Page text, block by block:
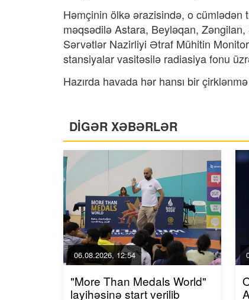
Həmçinin ölkə ərazisində, o
məqsədilə Astara, Beyləqan,
Sərvətlər Nazirliyi Ətraf Mühitin
stansiyalar vasitəsilə radiasiya fonu
Hazırda havada hər hansı bir
DİGƏR XƏBƏRLƏR
06.08.2026, 12:54
"More Than Medals World"
layihəsinə start verilib